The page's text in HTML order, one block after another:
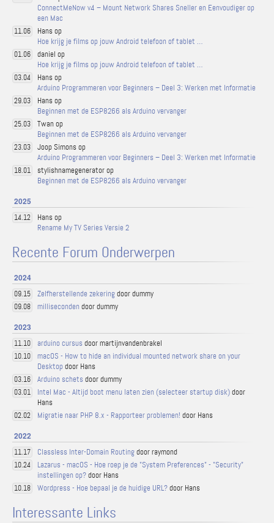
ConnectMeNow v4 – Mount Network Shares Sneller en Eenvoudiger op
een Mac
11.06
Hans op
Hoe krijg je films op jouw Android telefoon of tablet …
01.06
daniel op
Hoe krijg je films op jouw Android telefoon of tablet …
03.04
Hans op
Arduino Programmeren voor Beginners – Deel 3: Werken met Informatie
29.03
Hans op
Beginnen met de ESP8266 als Arduino vervanger
25.03
Twan op
Beginnen met de ESP8266 als Arduino vervanger
23.03
Joop Simons op
Arduino Programmeren voor Beginners – Deel 3: Werken met Informatie
18.01
stylishnamegenerator op
Beginnen met de ESP8266 als Arduino vervanger
2025
14.12
Hans op
Rename My TV Series Versie 2
Recente Forum Onderwerpen
2024
09.15 Zelfherstellende zekeringdoor dummy
09.08 milliseconden door dummy
2023
11.10 arduino cursus door martijnvandenbrakel
10.10
macOS - How to hide an individual mounted network share on your
Desktop door Hans
03.16 Arduino schets door dummy
03.01 Intel Mac - Altijd boot menu laten zien (selecteer startup disk)door
Hans
02.02 Migratie naar PHP 8.x - Rapporteer problemen! door Hans
2022
11.17 Classless Inter-Domain Routingdoor raymond
10.24
Lazarus - macOS - Hoe roep je de "System Preferences" - "Security"
instellingen op?door Hans
10.18 Wordpress - Hoe bepaal je de huidige URL?door Hans
Interessante Links